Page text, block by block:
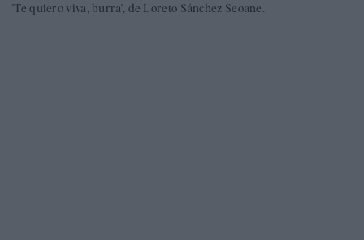
'Te quiero viva, burra', de Loreto Sánchez Seoane.